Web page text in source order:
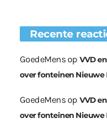
Recente
GoedeMensop VVD
over fonteinen Nieuwe
GoedeMensop VVD
over fonteinen Nieuwe